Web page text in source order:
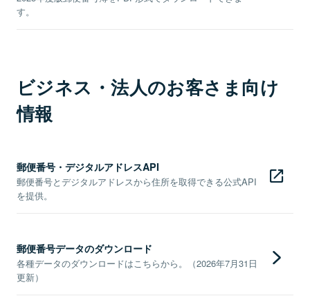
す。
ビジネス・法人のお客さま向け
情報
郵便番号・デジタルアドレスAPI
郵便番号とデジタルアドレスから住所を取得できる公式API
を提供。
郵便番号データのダウンロード
各種データのダウンロードはこちらから。（2026年7月31日
更新）